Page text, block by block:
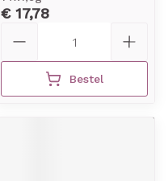
€ 17,78
Bestel